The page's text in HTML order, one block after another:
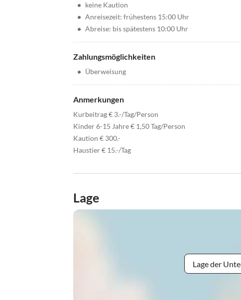
• keine Kaution
• Anreisezeit: frühestens 15:00 Uhr
• Abreise: bis spätestens 10:00 Uhr
Zahlungsmöglichkeiten
• Überweisung
Anmerkungen
Kurbeitrag € 3.-/Tag/Person
Kinder 6-15 Jahre € 1,50 Tag/Person
Kaution € 300.-
Haustier € 15.-/Tag
Lage
Lage der